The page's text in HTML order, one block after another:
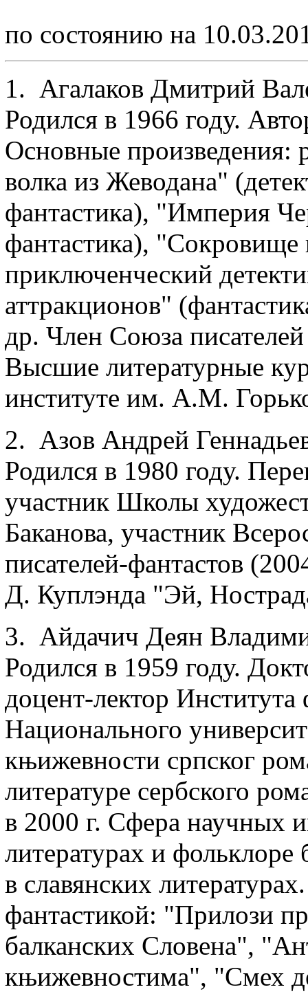
по состоянию на
1. Агалаков Дмитрий
Родился в 1966 году.
Основные произведения:
волка из Жеводана"
фантастика), "Империя
фантастика), "Сокровище
приключенческий
аттракционов"
др. Член Союза
Высшие литературные
институте им. А.М.
2. Азов Андрей
Родился в 1980 году.
участник Школы
Баканова, участник
писателей-фантастов
Д. Куплэнда "Эй,
3. Айдачич Деян
Родился в 1959 году.
доцент-лектор
Национального
књижевности српског
литературе сербского
в 2000 г. Сфера научных
литературах и фольклоре
в славянских
фантастикой: "Прилози
балканских Словена",
књижевностима", "Смех